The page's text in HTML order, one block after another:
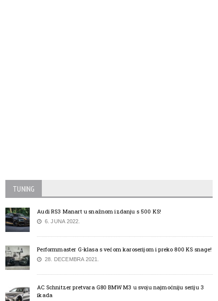
TUNING
Audi RS3 Manart u snažnom izdanju s 500 KS!
6. JUNA 2022.
Performmaster G-klasa s većom karoserijom i preko 800 KS snage!
28. DECEMBRA 2021.
AC Schnitzer pretvara G80 BMW M3 u svoju najmoćniju seriju 3
ikada